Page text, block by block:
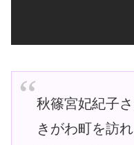
秋篠宮妃紀子
きがわ町を訪